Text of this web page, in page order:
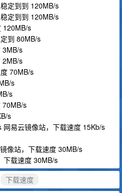
定到到 120MB/s
定到到 120MB/s
120MB/s
到 80MB/s
3MB/s
2MB/s
70MB/s
s
s
70MB/s
s
易云镜像站，下载速度 15Kb/s
像站，下载速度 30MB/s
下载速度 30MB/s
下载速度